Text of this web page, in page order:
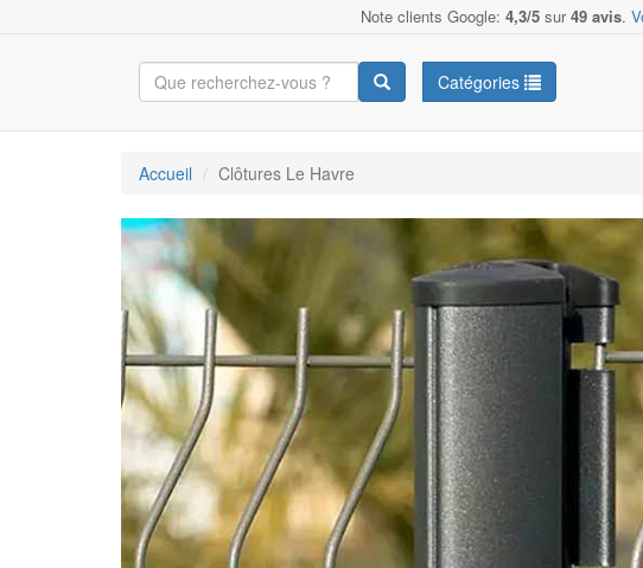
Note clients Google: 4,3/5 sur49 avis.
Catégories
Accueil Clôtures Le Havre